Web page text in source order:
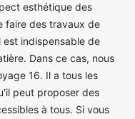
esthétique des
faire des travaux de
est indispensable de
Dans ce cas, nous
16. Il a tous les
peut proposer des
à tous. Si vous